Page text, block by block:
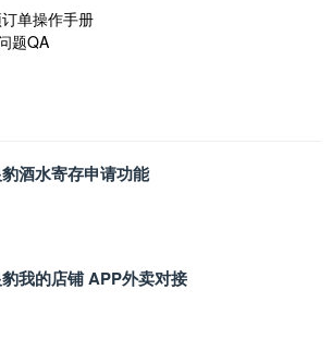
单操作手册
题QA
酒水寄存申请功能
我的店铺 APP外卖对接